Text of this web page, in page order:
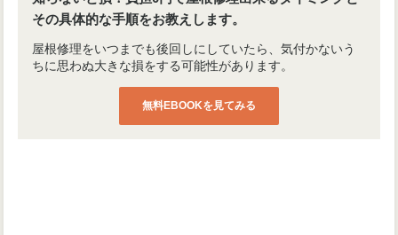
その具体的な手順をお教えします。
屋根修理をいつまでも後回しにしていたら、気付かないう
ちに思わぬ大きな損をする可能性があります。
無料EBOOKを見てみる